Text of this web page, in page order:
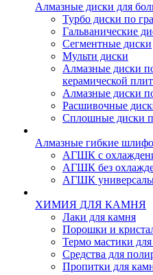
Алмазные диски для
Турбо диски по
Гальванические
Сегментные диски
Мульти диски
Алмазные диски
керамической
Алмазные диски
Расшивочные
Сплошные диски
Алмазные гибкие
АГШК с
АГШК без
АГШК
ХИМИЯ ДЛЯ КАМНЯ
Лаки для камня
Порошки и
Термо мастики
Средства для
Пропитки для